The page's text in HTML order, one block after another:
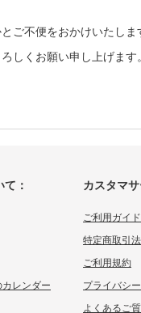
ご不便をおかけいたしま
しくお願い申し上げます
：
カレンダー
カスタマサ
ご利用ガイド
特定商取引
ご利用規約
プライバシ
よくあるご質